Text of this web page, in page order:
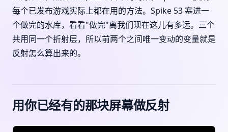
每个已发布游戏实际上都在用的方法。Spike 53 塞进一
个做完的水库，看看"做完"离我们现在这儿有多远。三个
共用同一个折射层，所以前两个之间唯一变动的变量就是
反射怎么算出来的。
用你已经有的那块屏幕做反射